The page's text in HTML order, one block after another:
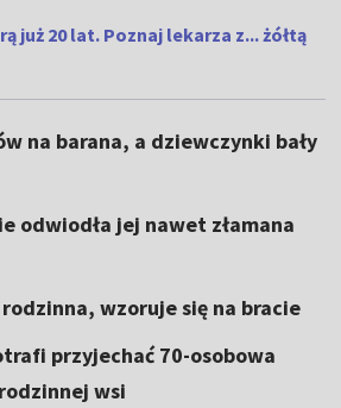
już 20 lat. Poznaj lekarza z... żółtą
na barana, a dziewczynki bały
odwiodła jej nawet złamana
wzoruje się na bracie
przyjechać 70-osobowa
wsi